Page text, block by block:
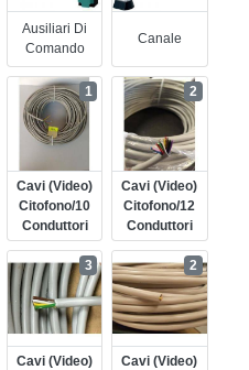
Ausiliari Di
Comando
Canale
Cavi (video)
Citofono/10
Conduttori
1
Cavi (video)
Citofono/12
Conduttori
2
Cavi (video)
3
Cavi (video)
2